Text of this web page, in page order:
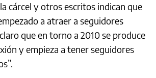
cárcel y otros escritos indican que
a atraer a seguidores
que en torno a 2010 se produce
y empieza a tener seguidores